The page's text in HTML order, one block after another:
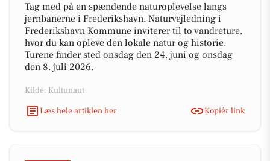
Tag med på en spændende naturoplevelse langs
jernbanerne i Frederikshavn. Naturvejledning i
Frederikshavn Kommune inviterer til to vandreture,
hvor du kan opleve den lokale natur og historie.
Turene finder sted onsdag den 24. juni og onsdag
den 8. juli 2026.
Kilde: Kultunaut
Læs hele artiklen her
Kopiér link